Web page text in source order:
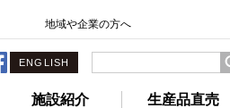
施設紹介 生産品直売
地域や企業の方へ
ENGLISH